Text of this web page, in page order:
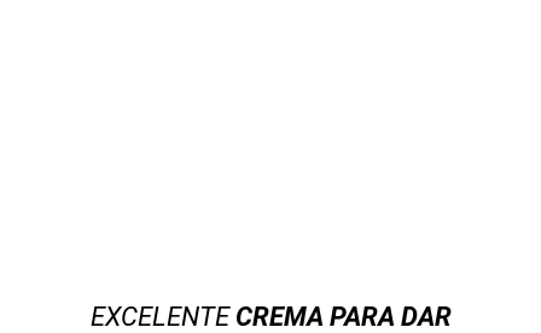
EXCELENTE CREMA PARA DAR